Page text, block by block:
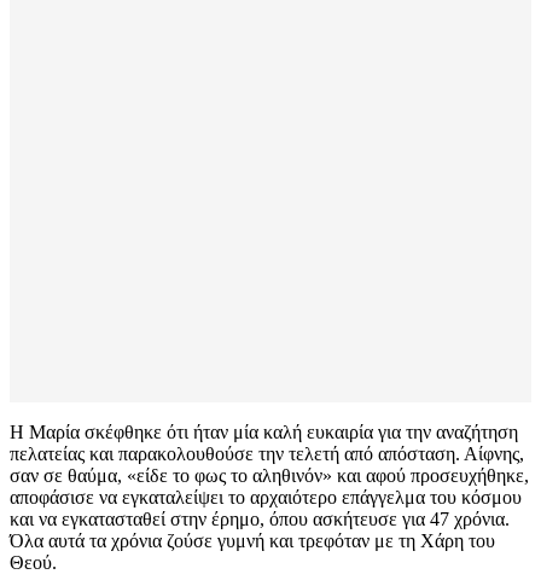
Η Μαρία σκέφθηκε ότι ήταν μία καλή ευκαιρία για την αναζήτηση
πελατείας και παρακολουθούσε την τελετή από απόσταση. Αίφνης,
σαν σε θαύμα, «είδε το φως το αληθινόν» και αφού προσευχήθηκε,
αποφάσισε να εγκαταλείψει το αρχαιότερο επάγγελμα του κόσμου
και να εγκατασταθεί στην έρημο, όπου ασκήτευσε για 47 χρόνια.
Όλα αυτά τα χρόνια ζούσε γυμνή και τρεφόταν με τη Χάρη του
Θεού.